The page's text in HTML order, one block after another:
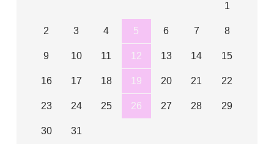
1
2 3 4 5 6 7 8
9 10 11 12 13 14 15
16 17 18 19 20 21 22
23 24 25 26 27 28 29
30 31